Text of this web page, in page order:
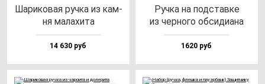
Шари­ко­вая руч­ка из кам­
ня ма­ла­хи­та
14 630 руб
Руч­ка на под­став­ке
из чер­но­го об­си­ди­ана
1620 руб